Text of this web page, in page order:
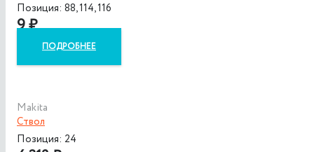
Позиция: 88, 114, 116
9₽
ПОДРОБНЕЕ
Makita
Cтвол
Позиция: 24